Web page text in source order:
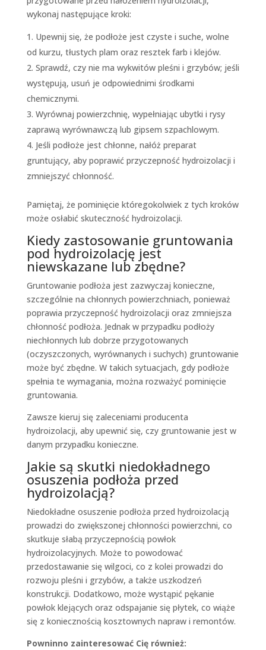
wykonaj następujące kroki:
Upewnij się, że podłoże jest czyste i suche, wolne
od kurzu, tłustych plam oraz resztek farb i klejów.
Sprawdź, czy nie ma wykwitów pleśni i grzybów; jeśli
występują, usuń je odpowiednimi środkami
chemicznymi.
Wyrównaj powierzchnię, wypełniając ubytki i rysy
zaprawą wyrównawczą lub gipsem szpachlowym.
Jeśli podłoże jest chłonne, nałóż preparat
gruntujący, aby poprawić przyczepność hydroizolacji i
zmniejszyć chłonność.
Pamiętaj, że pominięcie któregokolwiek z tych kroków
może osłabić skuteczność hydroizolacji.
Kiedy zastosowanie gruntowania
pod hydroizolację jest
niewskazane lub zbędne?
Gruntowanie podłoża jest zazwyczaj konieczne,
szczególnie na chłonnych powierzchniach, ponieważ
poprawia przyczepność hydroizolacji oraz zmniejsza
chłonność podłoża. Jednak w przypadku podłoży
niechłonnych lub dobrze przygotowanych
(oczyszczonych, wyrównanych i suchych) gruntowanie
może być zbędne. W takich sytuacjach, gdy podłoże
spełnia te wymagania, można rozważyć pominięcie
gruntowania.
Zawsze kieruj się zaleceniami producenta
hydroizolacji, aby upewnić się, czy gruntowanie jest w
danym przypadku konieczne.
Jakie są skutki niedokładnego
osuszenia podłoża przed
hydroizolacją?
Niedokładne osuszenie podłoża przed hydroizolacją
prowadzi do zwiększonej chłonności powierzchni, co
skutkuje słabą przyczepnością powłok
hydroizolacyjnych. Może to powodować
przedostawanie się wilgoci, co z kolei prowadzi do
rozwoju pleśni i grzybów, a także uszkodzeń
konstrukcji. Dodatkowo, może wystąpić pękanie
powłok klejących oraz odspajanie się płytek, co wiąże
się z koniecznością kosztownych napraw i remontów.
Powninno zainteresować Cię również: